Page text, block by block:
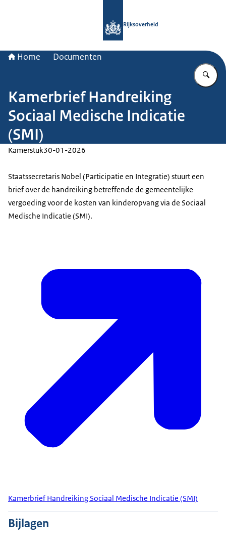
Rijksoverheid
Home Documenten
Kamerbrief Handreiking
Sociaal Medische Indicatie
(SMI)
Kamerstuk30-01-2026
Staatssecretaris Nobel (Participatie en Integratie) stuurt een
brief over de handreiking betreffende de gemeentelijke
vergoeding voor de kosten van kinderopvang via de Sociaal
Medische Indicatie (SMI).
Kamerbrief Handreiking Sociaal Medische Indicatie (SMI)
Bijlagen